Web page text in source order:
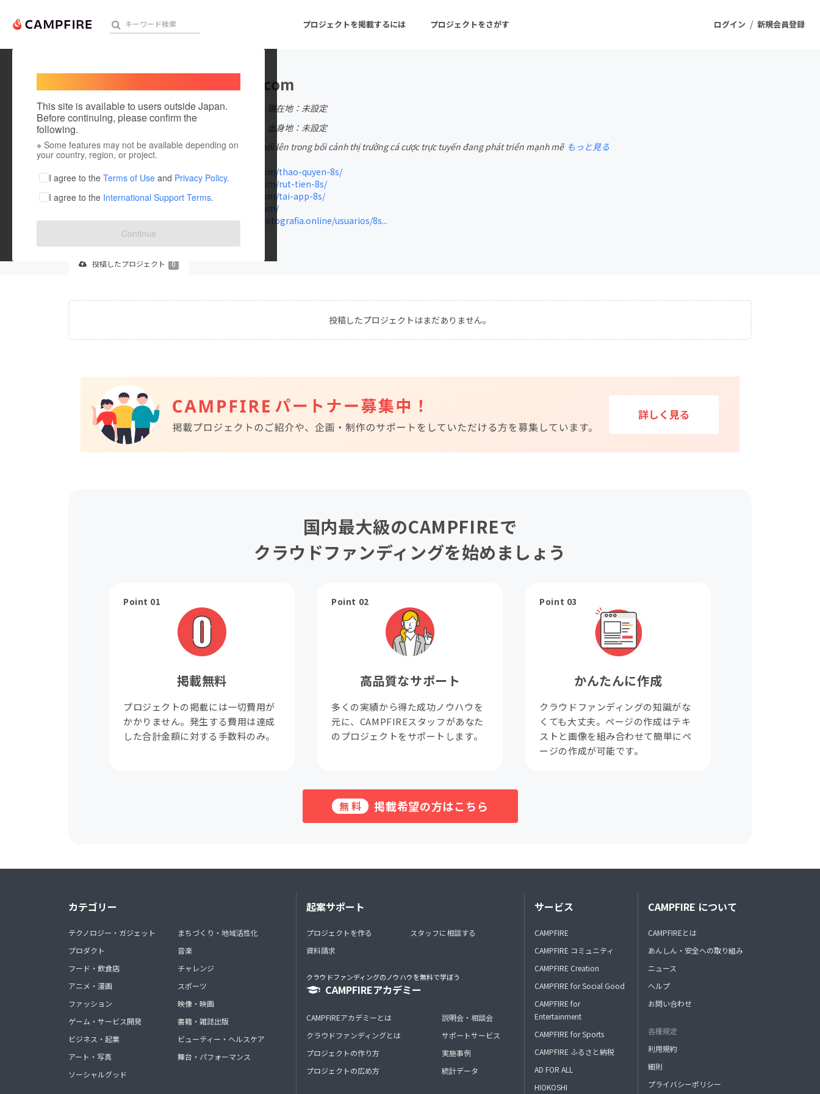
ログイン / 新規会員登録
プロジェクトを掲載するには プロジェクトをさがす
人気のプロジェクト 注目のリターン 注目の新着プロジェクト
アート・写真 音楽 舞台・パフォーマンス
テクノロジー・ガジェット
ゲーム・サービス開発
映像・映画
書籍・雑誌出版
ビジネス・起業
チャレンジ
まちづくり・地域活性化
This site is available to users outside Japan.
Before continuing, please confirm the
following.
※ Some features may not be available depending on
your country, region, or project.
I agree to the Terms of Use and Privacy Policy.
I agree to the International Support Terms.
Continue
8smobicom
在住国：日本
現在地：未設定
出身地：未設定
8S là nhà cái nổi lên trong bối cảnh thị trường cá cược trực tuyến đang phát triển mạnh mẽ もっと見る
8smobi.com/thao-quyen-8s/
8smobi.com/rut-tien-8s/
8smobi.com/tai-app-8s/
8smobi.com/
aprenderfotografia.online/usuarios/8s...
投稿したプロジェクト 0
投稿したプロジェクトはまだありません。
国内最大級のCAMPFIREで
クラウドファンディングを始めましょう
Point 01
掲載無料
プロジェクトの掲載には一切費用が
かかりません。発生する費用は達成
した合計金額に対する手数料のみ。
Point 02
高品質なサポート
多くの実績から得た成功ノウハウを
元に、CAMPFIREスタッフがあなた
のプロジェクトをサポートします。
Point 03
かんたんに作成
クラウドファンディングの知識がな
くても大丈夫。ページの作成はテキ
ストと画像を組み合わせて簡単にペ
ージの作成が可能です。
無料 掲載希望の方はこちら
カテゴリー
テクノロジー・ガジェット
プロダクト
フード・飲食店
アニメ・漫画
ファッション
ゲーム・サービス開発
ビジネス・起業
アート・写真
ソーシャルグッド
まちづくり・地域活性化
音楽
チャレンジ
スポーツ
映像・映画
書籍・雑誌出版
ビューティー・ヘルスケア
舞台・パフォーマンス
起案サポート
プロジェクトを作る
資料請求
スタッフに相談する
クラウドファンディングのノウハウを無料で学ぼう
CAMPFIREアカデミー
CAMPFIREアカデミーとは
クラウドファンディングとは
プロジェクトの作り方
プロジェクトの広め方
説明会・相談会
サポートサービス
実施事例
統計データ
サービス
CAMPFIRE
CAMPFIRE コミュニティ
CAMPFIRE Creation
CAMPFIRE for Social Good
CAMPFIRE for
Entertainment
CAMPFIRE for Sports
CAMPFIRE ふるさと納税
AD FOR ALL
HIOKOSHI
CAMPFIRE について
CAMPFIREとは
あんしん・安全への取り組み
ニュース
ヘルプ
お問い合わせ
各種規定
利用規約
細則
プライバシーポリシー